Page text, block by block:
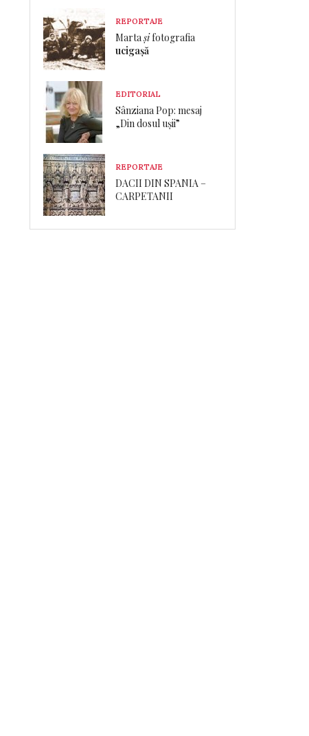
REPORTAJE
Martașifotografia
ucigașă
EDITORIAL
Sânziana Pop: mesaj
„Din dosul ușii”
REPORTAJE
DACII DIN SPANIA –
CARPETANII